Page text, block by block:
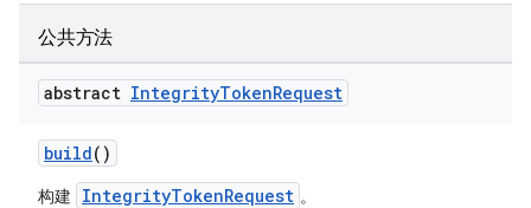
公共方法
abstract IntegrityTokenRequest
build()
构建 IntegrityTokenRequest 。